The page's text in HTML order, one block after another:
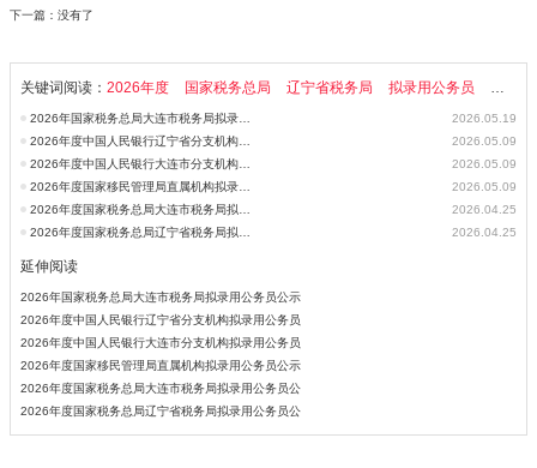
下一篇：没有了
关键词阅读： 2026年度 国家税务总局 辽宁省税务局 拟录用公务员 公示公
2026年国家税务总局大连市税务局拟录用公务员公示公告（第二批）
2026.05.19
2026年度中国人民银行辽宁省分支机构拟录用公务员公示公告（第一批）
2026.05.09
2026年度中国人民银行大连市分支机构拟录用公务员公示公告
2026.05.09
2026年度国家移民管理局直属机构拟录用公务员公示公告（第一批）
2026.05.09
2026年度国家税务总局大连市税务局拟录用公务员公示公告（第一批）
2026.04.25
2026年度国家税务总局辽宁省税务局拟录用公务员公示公告（第一批）
2026.04.25
延伸阅读
2026年国家税务总局大连市税务局拟录用公务员公示
2026年度中国人民银行辽宁省分支机构拟录用公务员
2026年度中国人民银行大连市分支机构拟录用公务员
2026年度国家移民管理局直属机构拟录用公务员公示
2026年度国家税务总局大连市税务局拟录用公务员公
2026年度国家税务总局辽宁省税务局拟录用公务员公